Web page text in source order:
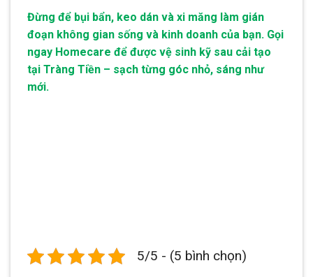
Đừng để bụi bẩn, keo dán và xi măng làm gián
đoạn không gian sống và kinh doanh của bạn. Gọi
ngay Homecare để được vệ sinh kỹ sau cải tạo
tại Tràng Tiền – sạch từng góc nhỏ, sáng như
mới.
5/5 - (5 bình chọn)